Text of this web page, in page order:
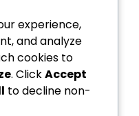
experience,
and analyze
cookies to
. ClickAccept
to decline non-